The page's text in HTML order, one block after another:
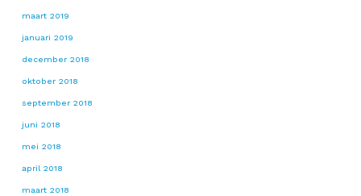
maart 2019
januari 2019
december 2018
oktober 2018
september 2018
juni 2018
mei 2018
april 2018
maart 2018